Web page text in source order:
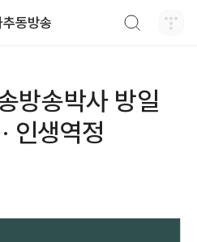
동방송
방송박사 방일
인생역정